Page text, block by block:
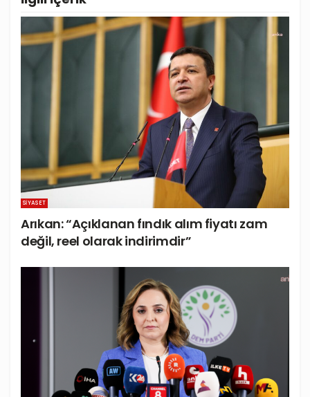
SIYASET
Arıkan: “Açıklanan fındık alım fiyatı zam
değil, reel olarak indirimdir”